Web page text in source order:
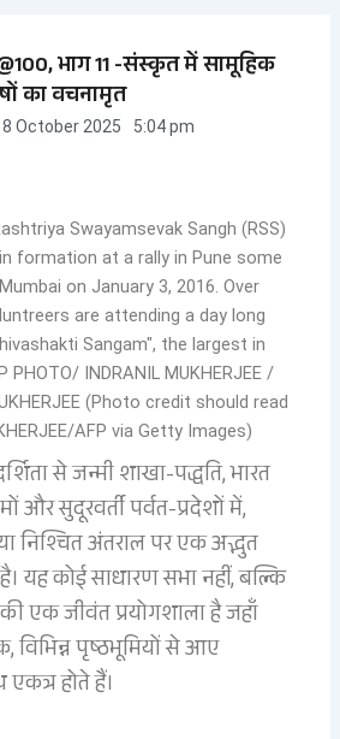
भाग 11 -संस्कृत में सामूहिक
का वचनामृत
8 October 2025 5:04 pm
Swayamsevak Sangh (RSS)
formation at a rally in Pune some
on January 3, 2016. Over
are attending a day long
Sangam", the largest in
PHOTO/ INDRANIL MUKHERJEE /
(Photo credit should read
AFP via Getty Images)
से जन्मी शाखा-पद्धति, भारत
और सुदूरवर्ती पर्वत-प्रदेशों में,
निश्चित अंतराल पर एक अद्भुत
यह कोई साधारण सभा नहीं, बल्कि
की एक जीवंत प्रयोगशाला है जहाँ
विभिन्न पृष्ठभूमियों से आए
होते हैं।